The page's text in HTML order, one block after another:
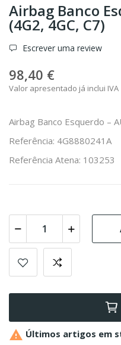
Airbag Banco
(4G2, 4GC, C7)
Escrever uma review
98,40 €
Valor apresentado já inclui IVA
Airbag Banco Esquerdo –
Referência: 4G8880241A
Referência Atena: 103253
 Últimos artigos em